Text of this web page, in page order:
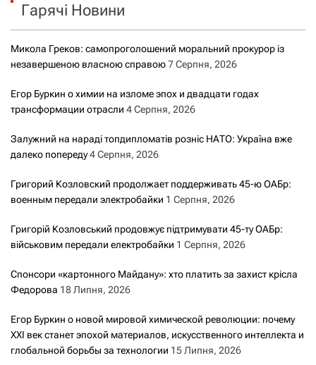
Гарячі Новини
Микола Греков: самопроголошений моральний прокурор із
незавершеною власною справою7 Серпня, 2026
Егор Буркин о химии на изломе эпох и двадцати годах
трансформации отрасли 4 Серпня, 2026
Залужний на нараді топдипломатів розніс НАТО: Україна вже
далеко попереду4 Серпня, 2026
Григорий Козловский продолжает поддерживать 45-ю ОАБр:
военным передали электробайки 1 Серпня, 2026
Григорій Козловський продовжує підтримувати 45-ту ОАБр:
військовим передали електробайки 1 Серпня, 2026
Спонсори «картонного Майдану»: хто платить за захист крісла
Федорова 18 Липня, 2026
Егор Буркин о новой мировой химической революции: почему
XXI век станет эпохой материалов, искусственного интеллекта и
глобальной борьбы за технологии 15 Липня, 2026